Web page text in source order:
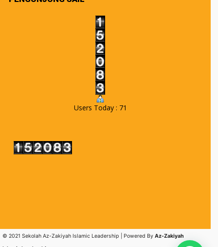
Users Today : 71
© 2021 Sekolah Az-Zakiyah Islamic Leadership | Powered By Az-Zakiyah